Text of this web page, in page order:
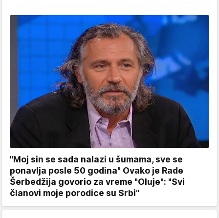
"Moj sin se sada nalazi u šumama, sve se
ponavlja posle 50 godina" Ovako je Rade
Šerbedžija govorio za vreme "Oluje": "Svi
članovi moje porodice su Srbi"